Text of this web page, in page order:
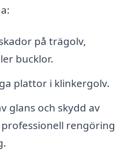
på trägolv,
bucklor.
plattor i klinkergolv.
glans och skydd av
rengöring